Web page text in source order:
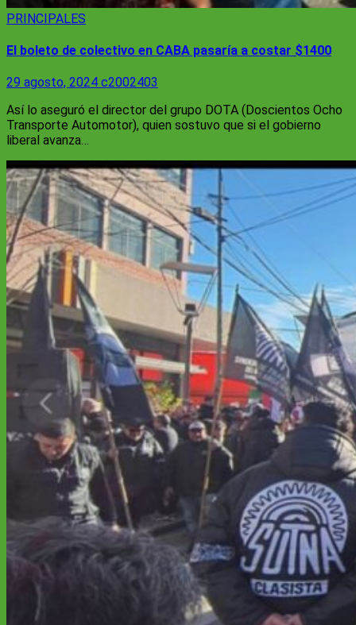
PRINCIPALES
El boleto de colectivo en CABA pasaría a costar $1400
29 agosto, 2024 c2002403
Así lo aseguró el director del grupo DOTA (Doscientos Ocho
Transporte Automotor), quien sostuvo que si el gobierno
liberal avanza…